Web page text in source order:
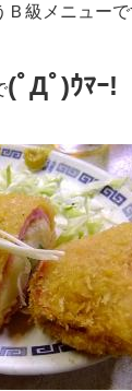
Ｂ級メニューで
(ﾟДﾟ)ｳﾏｰ!